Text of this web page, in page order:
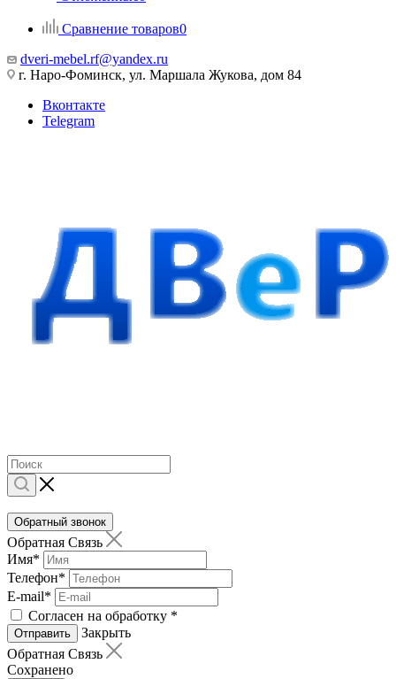
Сравнение товаров0
dveri-mebel.rf@yandex.ru
г. Наро-Фоминск, ул. Маршала Жукова, дом 84
Вконтакте
Telegram
Обратный звонок
Обратная Связь
Имя*
Телефон*
E-mail*
Согласен на обработку *
Отправить
Закрыть
Обратная Связь
Сохранено